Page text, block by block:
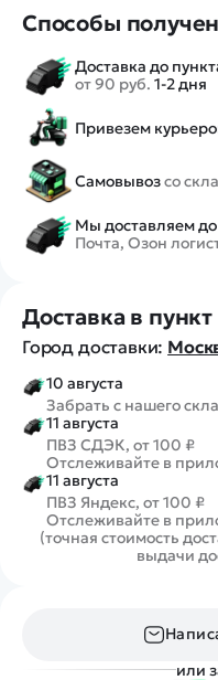
Способы
Доставка до
от 90 руб. 1-2 дня
Привезем
Самовывозсо
Мы доставляем
Почта, Озон
Доставка в
Город доставки:
10 августа
Забрать с нашего
11 августа
ПВЗ СДЭК, от 100 ₽
Отслеживайте в
11 августа
ПВЗ Яндекс, от 100 ₽
Отслеживайте в
(точная стоимость
выдачи
или